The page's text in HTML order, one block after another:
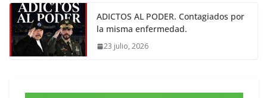
ADICTOS AL PODER. Contagiados por
la misma enfermedad.
23 julio, 2026